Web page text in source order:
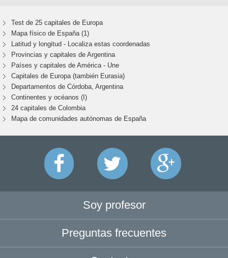
Test de 25 capitales de Europa
Mapa físico de España (1)
Latitud y longitud - Localiza estas coordenadas
Provincias y capitales de Argentina
Países y capitales de América - Une
Capitales de Europa (también Eurasia)
Departamentos de Córdoba, Argentina
Continentes y océanos (I)
24 capitales de Colombia
Mapa de comunidades autónomas de España
Soy profesor
Preguntas frecuentes